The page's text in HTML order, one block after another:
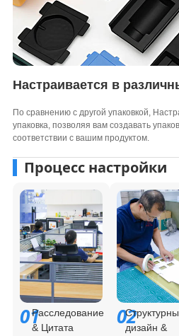
Настраивается в
По сравнению с другой упаковкой,
упаковка, позволяя вам создавать
соответствии с вашим продуктом.
Процесс настройки
01Расследование
& Цитата
02
дизайн &